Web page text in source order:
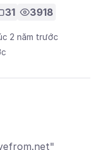
31 3918
2 năm trước